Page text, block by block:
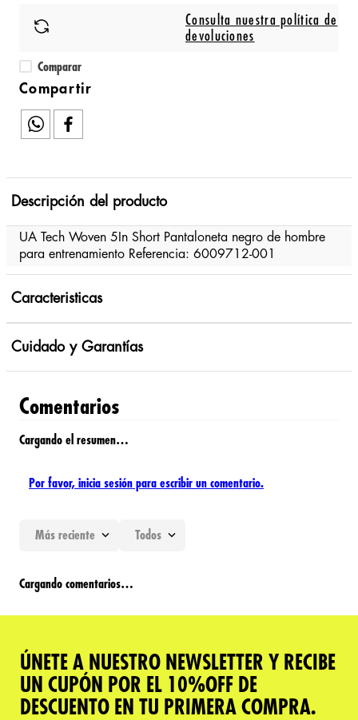
Consulta nuestra política de
devoluciones
Comparar
Descripción del producto
UA Tech Woven 5In Short Pantaloneta negro de hombre
para entrenamiento Referencia: 6009712-001
Caracteristicas
Cuidado y Garantías
Comentarios
Cargando el resumen…
Por favor, inicia sesión para escribir un comentario.
Más reciente Todos
Cargando comentarios…
ÚNETE A NUESTRO NEWSLETTER Y RECIBE
UN CUPÓN POR EL 10%OFF DE
DESCUENTO EN TU PRIMERA COMPRA.